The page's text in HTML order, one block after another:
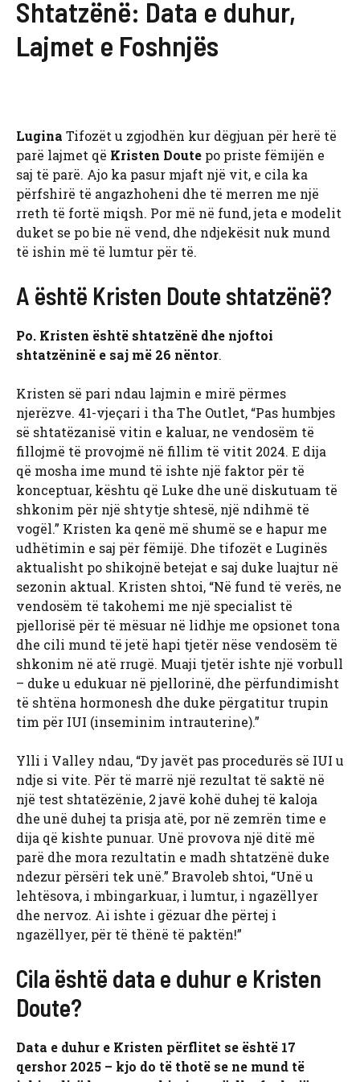
Shtatzënë: Data e duhur,
Lajmet e Foshnjës
Lugina Tifozët u zgjodhën kur dëgjuan për herë të
parë lajmet që Kristen Doute po priste fëmijën e
saj të parë. Ajo ka pasur mjaft një vit, e cila ka
përfshirë të angazhoheni dhe të merren me një
rreth të fortë miqsh. Por më në fund, jeta e modelit
duket se po bie në vend, dhe ndjekësit nuk mund
të ishin më të lumtur për të.
A është Kristen Doute shtatzënë?
Po. Kristen është shtatzënë dhe njoftoi
shtatzëninë e saj më 26 nëntor.
Kristen së pari ndau lajmin e mirë përmes
njerëzve. 41-vjeçari i tha The Outlet, “Pas humbjes
së shtatëzanisë vitin e kaluar, ne vendosëm të
fillojmë të provojmë në fillim të vitit 2024. E dija
që mosha ime mund të ishte një faktor për të
konceptuar, kështu që Luke dhe unë diskutuam të
shkonim për një shtytje shtesë, një ndihmë të
vogël.” Kristen ka qenë më shumë se e hapur me
udhëtimin e saj për fëmijë. Dhe tifozët e Luginës
aktualisht po shikojnë betejat e saj duke luajtur në
sezonin aktual. Kristen shtoi, “Në fund të verës, ne
vendosëm të takohemi me një specialist të
pjellorisë për të mësuar në lidhje me opsionet tona
dhe cili mund të jetë hapi tjetër nëse vendosëm të
shkonim në atë rrugë. Muaji tjetër ishte një vorbull
– duke u edukuar në pjellorinë, dhe përfundimisht
të shtëna hormonesh dhe duke përgatitur trupin
tim për IUI (inseminim intrauterine).”
Ylli i Valley ndau, “Dy javët pas procedurës së IUI u
ndje si vite. Për të marrë një rezultat të saktë në
një test shtatëzënie, 2 javë kohë duhej të kaloja
dhe unë duhej ta prisja atë, por në zemrën time e
dija që kishte punuar. Unë provova një ditë më
parë dhe mora rezultatin e madh shtatzënë duke
ndezur përsëri tek unë.” Bravoleb shtoi, “Unë u
lehtësova, i mbingarkuar, i lumtur, i ngazëllyer
dhe nervoz. Ai ishte i gëzuar dhe përtej i
ngazëllyer, për të thënë të paktën!”
Cila është data e duhur e Kristen
Doute?
Data e duhur e Kristen përflitet se është 17
qershor 2025 – kjo do të thotë se ne mund të